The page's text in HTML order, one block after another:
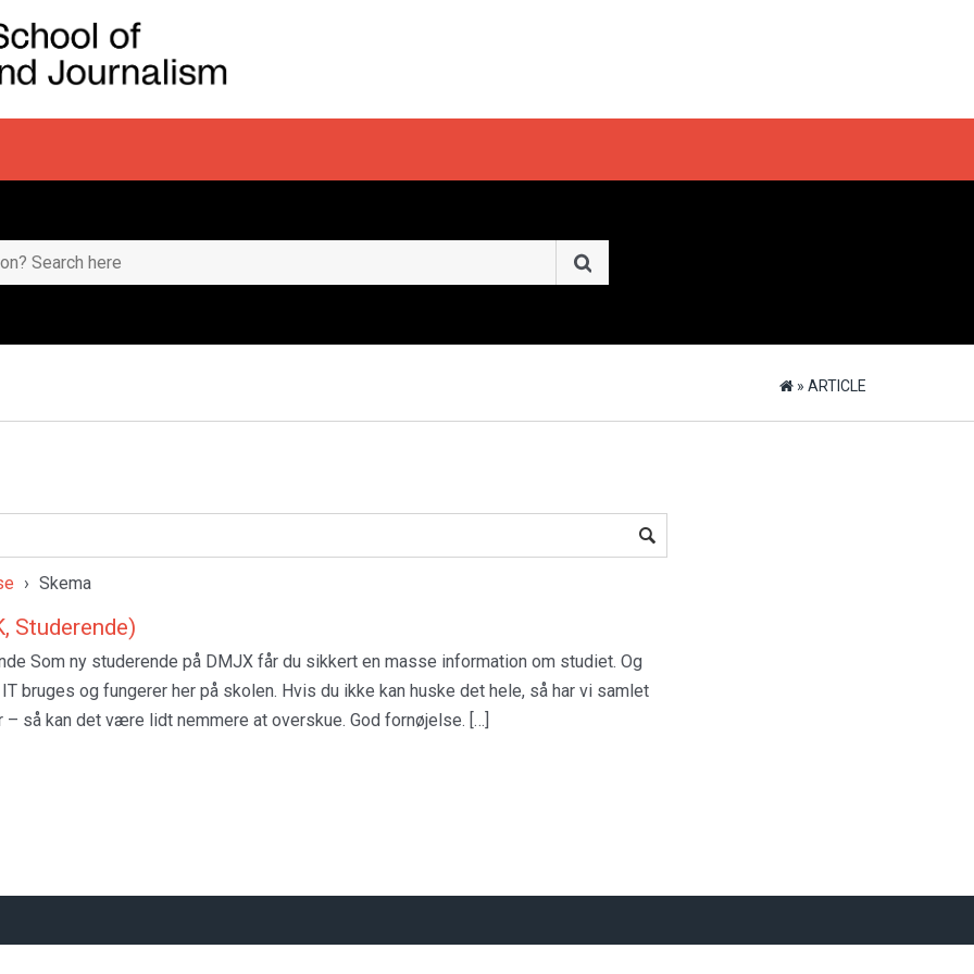
»ARTICLE
› Skema
Studerende)
Som ny studerende på DMJX får du sikkert en masse information om studiet. Og
bruges og fungerer her på skolen. Hvis du ikke kan huske det hele, så har vi samlet
så kan det være lidt nemmere at overskue. God fornøjelse. […]